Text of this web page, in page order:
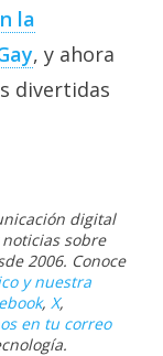
la
, y ahora
divertidas
digital
sobre
2006. Conoce
y nuestra
, X,
en tu correo